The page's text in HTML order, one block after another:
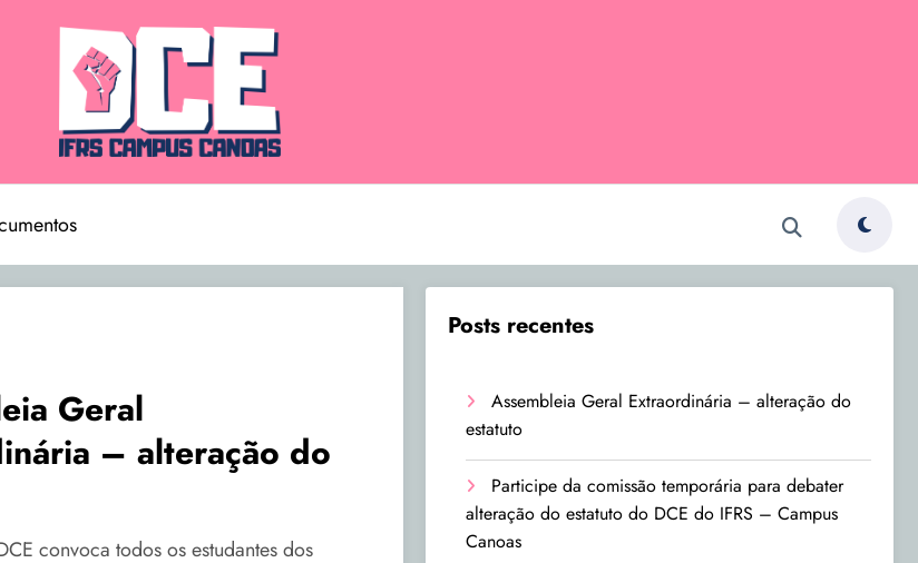
Geral
– alteração do
convoca todos os estudantes dos
Posts recentes
Assembleia Geral Extraordinária – alteração do
estatuto
Participe da comissão temporária para debater
alteração do estatuto do DCE do IFRS – Campus
Canoas